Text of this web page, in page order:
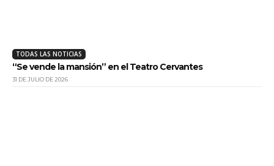
TODAS LAS NOTICIAS
“Se vende la mansión” en el Teatro Cervantes
31 DE JULIO DE 2026